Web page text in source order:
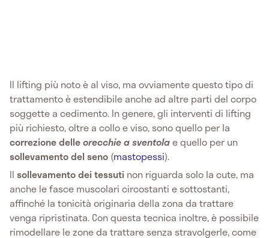
Il lifting più noto è al viso, ma ovviamente questo tipo di
trattamento è estendibile anche ad altre parti del corpo
soggette a cedimento. In genere, gli interventi di lifting
più richiesto, oltre a collo e viso, sono quello per la
correzione delleorecchie a sventolae quello per un
sollevamento del seno (mastopessi).
Il sollevamento dei tessuti non riguarda solo la cute, ma
anche le fasce muscolari circostanti e sottostanti,
affinché la tonicità originaria della zona da trattare
venga ripristinata. Con questa tecnica inoltre, è possibile
rimodellare le zone da trattare senza stravolgerle, come